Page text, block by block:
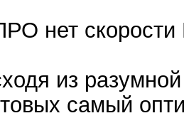
нет
из
самый